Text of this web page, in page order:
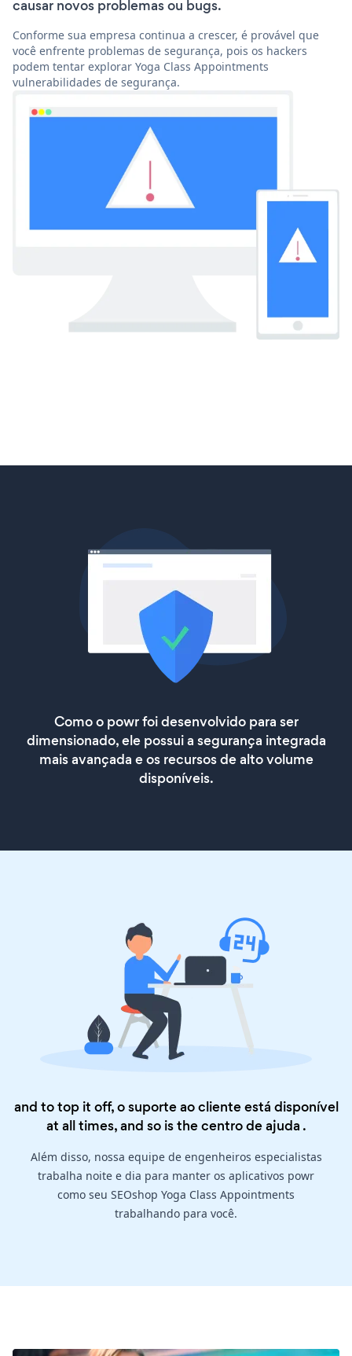
causar novos problemas ou bugs.
Conforme sua empresa continua a crescer, é provável que
você enfrente problemas de segurança, pois os hackers
podem tentar explorar Yoga Class Appointments
vulnerabilidades de segurança.
Como o powr foi desenvolvido para ser
dimensionado, ele possui a segurança integrada
mais avançada e os recursos de alto volume
disponíveis.
and to top it off, o suporte ao cliente está disponível
at all times, and so is thecentro de ajuda .
Além disso, nossa equipe de engenheiros especialistas
trabalha noite e dia para manter os aplicativos powr
como seu SEOshop Yoga Class Appointments
trabalhando para você.